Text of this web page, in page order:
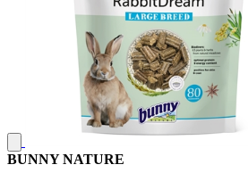
BUNNY NATURE